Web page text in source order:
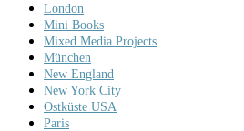
London
Mini Books
Mixed Media Projects
München
New England
New York City
Ostküste USA
Paris